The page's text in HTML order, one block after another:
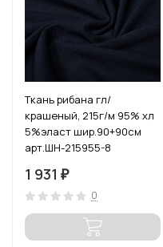
Ткань рибана гл/
крашеный, 215г/м 95% хл
5%эласт шир.90+90см
арт.ШН-215955-8
1 931 ₽
0